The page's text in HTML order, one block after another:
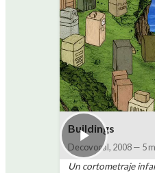
Buildings
Decovocal, 2008— 5
Un cortometraje